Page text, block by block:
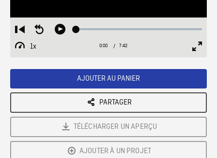
Restart
from
beginning
Seek
Play Loaded:
1x
Playback
Current
0:00 / Duration
7:42
AJOUTER AU PANIER
PARTAGER
TÉLÉCHARGER UN APERÇU
AJOUTER À UN PROJET